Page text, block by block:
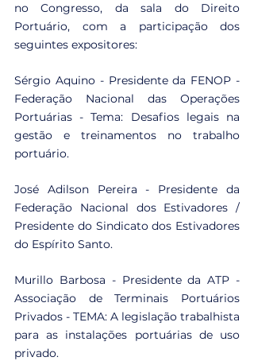
no Congresso, da sala do Direito
Portuário, com a participação dos
seguintes expositores:
Sérgio Aquino - Presidente da FENOP -
Federação Nacional das Operações
Portuárias - Tema: Desafios legais na
gestão e treinamentos no trabalho
portuário.
José Adilson Pereira - Presidente da
Federação Nacional dos Estivadores /
Presidente do Sindicato dos Estivadores
do Espírito Santo.
Murillo Barbosa - Presidente da ATP -
Associação de Terminais Portuários
Privados - TEMA: A legislação trabalhista
para as instalações portuárias de uso
privado.